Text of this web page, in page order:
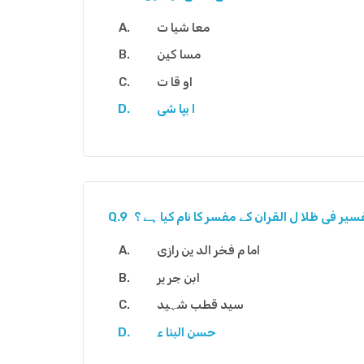
معا شیا ت
مسا کین
او قا ت
ا بپا شی
Q.9 فی ظلا ل القران کے مفسر کا نام کیا ہے ؟
اما م فخر الد ین رازی
ابن جر یر
سید قطب شہید
حسن البنا ء